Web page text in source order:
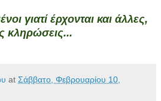
γιατί έρχονται και άλλες,
κληρώσεις...
at Σάββατο, Φεβρουαρίου 10,